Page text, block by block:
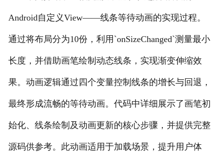
Android自定义View——线条等待动画的实现过程。
通过将布局分为10份，利用`onSizeChanged`测量最小
长度，并借助画笔绘制动态线条，实现渐变伸缩效
果。动画逻辑通过四个变量控制线条的增长与回退，
最终形成流畅的等待动画。代码中详细展示了画笔初
始化、线条绘制及动画更新的核心步骤，并提供完整
源码供参考。此动画适用于加载场景，提升用户体